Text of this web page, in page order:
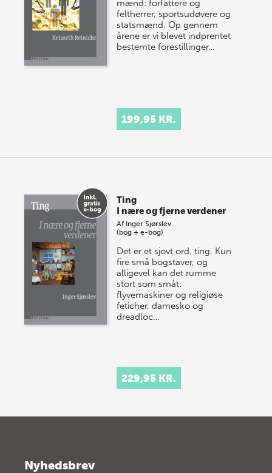
mænd: forfattere og
feltherrer, sportsudøvere og
statsmænd. Op gennem
årene er vi blevet indprentet
bestemte forestillinger…
199,95 KR.
Ting
I nære og fjerne verdener
Af Inger Sjørslev
(bog + e-bog)
Det er et sjovt ord, ting. Kun
fire små bogstaver, og
alligevel kan det rumme
stort som småt:
flyvemaskiner og religiøse
feticher, damesko og
dreadloc…
229,95 KR.
Nyhedsbrev